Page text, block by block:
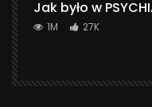
Jak było w
1M 27K